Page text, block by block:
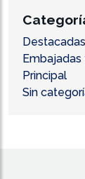
Destacadas
Principal
Sin